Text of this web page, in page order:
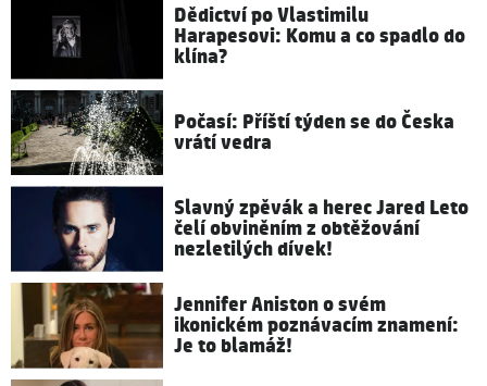
Dědictví po Vlastimilu
Harapesovi: Komu a co spadlo do
klína?
Počasí: Příští týden se do Česka
vrátí vedra
Slavný zpěvák a herec Jared Leto
čelí obviněním z obtěžování
nezletilých dívek!
Jennifer Aniston o svém
ikonickém poznávacím znamení:
Je to blamáž!